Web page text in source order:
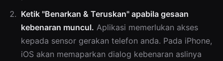
Ketik "Benarkan & Teruskan" apabila gesaan
kebenaran muncul. Aplikasi memerlukan akses
kepada sensor gerakan telefon anda. Pada iPhone,
iOS akan memaparkan dialog kebenaran aslinya